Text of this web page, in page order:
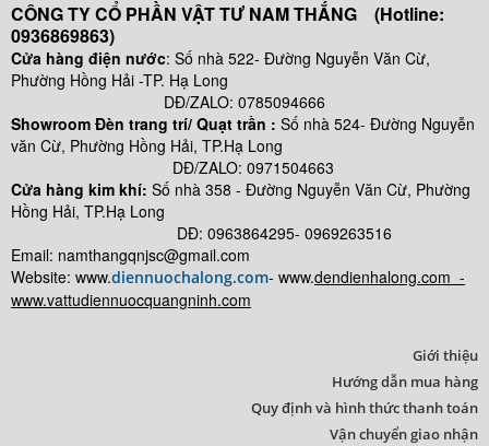
sợi 1x (Cadivi)
Dây điện
lõi 1x (Cadivi)
-
Cadisun
CÔNG TY CỔ PHẦN VẬT TƯ NAM THẮNG (Hotline:
0936869863)
Cửa hàng điện nước: Số nhà 522- Đường Nguyễn Văn Cừ,
Phường Hồng Hải -TP. Hạ Long
DĐ/ZALO: 0785094666
Showroom Đèn trang trí/ Quạt trần : Số nhà 524- Đường Nguyễn
văn Cừ, Phường Hồng Hải, TP.Hạ Long
DĐ/ZALO: 0971504663
Cửa hàng kim khí: Số nhà 358 - Đường Nguyễn Văn Cừ, Phường
Hồng Hải, TP.Hạ Long
DĐ: 0963864295- 0969263516
Email: namthangqnjsc@gmail.com
Website: www.diennuochalong.com- www.dendienhalong.com -
www.vattudiennuocquangninh.com
Giới thiệu
Hướng dẫn mua hàng
Quy định và hình thức thanh toán
Vận chuyển giao nhận